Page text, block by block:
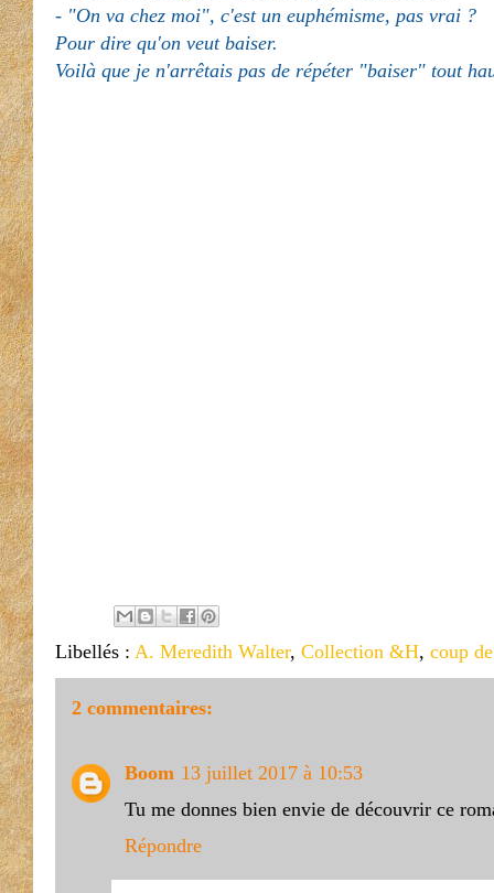
- "On va chez moi", c'est un euphémisme, pas vrai ?
Pour dire qu'on veut baiser.
Voilà que je n'arrêtais pas de répéter "baiser" tout
Libellés : A. Meredith Walter, Collection &H, coup
2 commentaires:
Boom 13 juillet 2017 à 10:53
Tu me donnes bien envie de découvrir ce
Répondre